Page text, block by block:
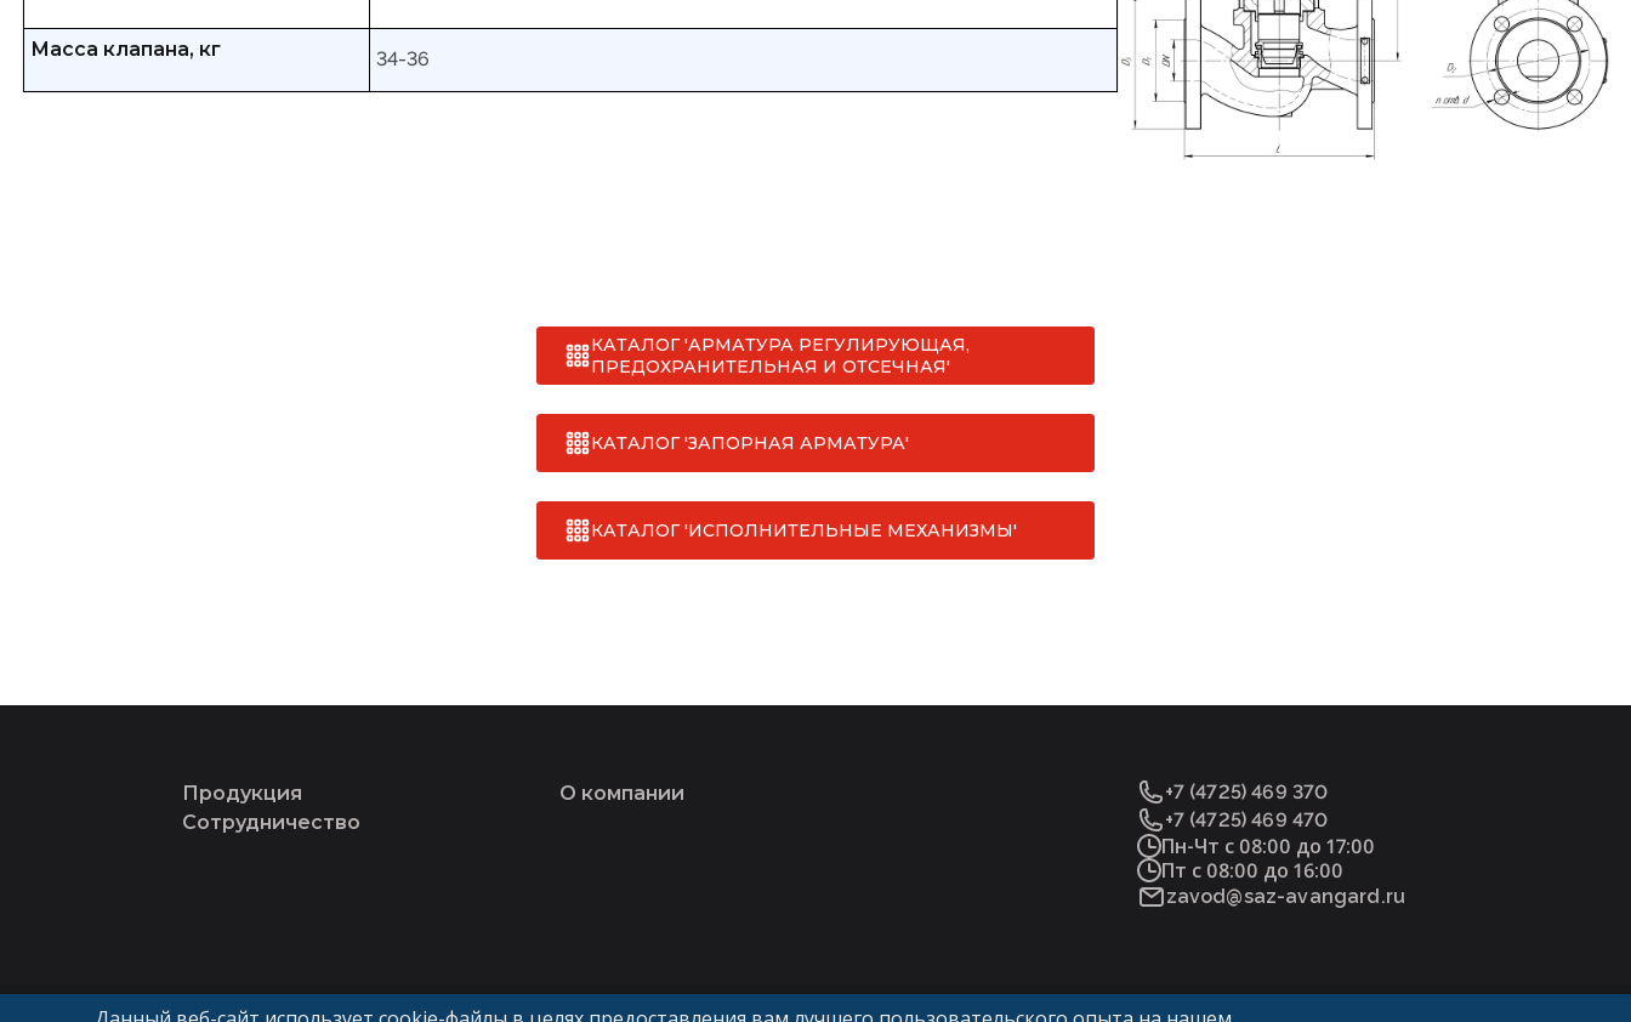
Масса клапана, кг 34-36
КАТАЛОГ 'АРМАТУРА РЕГУЛИРУЮЩАЯ,
ПРЕДОХРАНИТЕЛЬНАЯ И ОТСЕЧНАЯ'
КАТАЛОГ 'ЗАПОРНАЯ АРМАТУРА'
КАТАЛОГ 'ИСПОЛНИТЕЛЬНЫЕ МЕХАНИЗМЫ'
Продукция
Сотрудничество
О компании
+7 (4725) 469 370
+7 (4725) 469 470
Пн-Чт с 08:00 до 17:00
Пт с 08:00 до 16:00
zavod@saz-avangard.ru
© «ГК Авангард»